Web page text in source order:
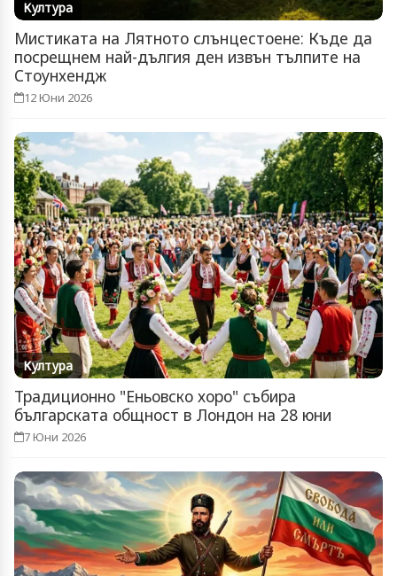
Култура
Мистиката на Лятното слънцестоене: Къде да
посрещнем най-дългия ден извън тълпите на
Стоунхендж
12 Юни 2026
Култура
Традиционно "Еньовско хоро" събира
българската общност в Лондон на 28 юни
7 Юни 2026